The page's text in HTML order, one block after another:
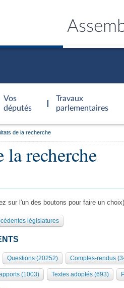
Vos
députés
Travaux
parlementaires
organes
Présidents Bureau Collège des
Bourbon
de la recherche
la recherche
sur l'un des boutons pour faire un choix)
législatures
Questions (20252) Comptes-rendus
(1003) Textes adoptés (693)